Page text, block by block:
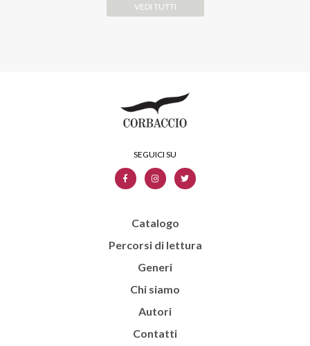
VEDI TUTTI
Catalogo
Percorsi di lettura
Generi
Chi siamo
Autori
Contatti